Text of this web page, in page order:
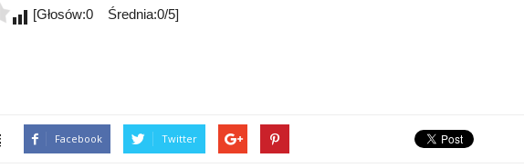
[Głosów:0 Średnia:0/5]
Facebook Twitter